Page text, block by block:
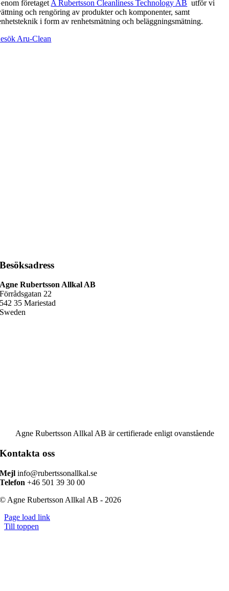
företaget A Rubertsson Cleanliness Technology AB utför vi
och rengöring av produkter och komponenter, samt
i form av renhetsmätning och beläggningsmätning.
Aru-Clean
Besöksadress
Agne Rubertsson Allkal AB
Förrådsgatan 22
542 35 Mariestad
Sweden
Agne Rubertsson Allkal AB är certifierade enligt ovanstående
Kontakta oss
Mejl info@rubertssonallkal.se
Telefon +46 501 39 30 00
© Agne Rubertsson Allkal AB - 2026
Page load link
Till toppen